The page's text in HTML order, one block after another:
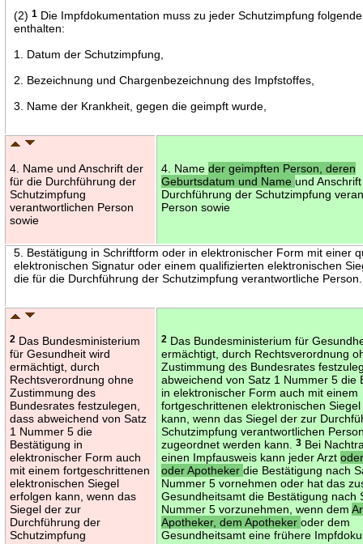
(2)1 Die Impfdokumentation muss zu jeder Schutzimpfung
enthalten:
1. Datum der Schutzimpfung,
2. Bezeichnung und Chargenbezeichnung des Impfstoffes,
3. Name der Krankheit, gegen die geimpft wurde,
4. Name und Anschrift der
für die Durchführung der
Schutzimpfung
verantwortlichen Person
sowie
4. Nameder geimpften Person, deren
Geburtsdatum und Nameund
Durchführung der Schutzimpfung
Person sowie
5. Bestätigung in Schriftform oder in elektronischer Form mit einer
elektronischen Signatur oder einem qualifizierten elektronischen
die für die Durchführung der Schutzimpfung verantwortliche Person.
2 Das Bundesministerium
für Gesundheit wird
ermächtigt, durch
Rechtsverordnung ohne
Zustimmung des
Bundesrates festzulegen,
dass abweichend von Satz
1 Nummer 5 die
Bestätigung in
elektronischer Form auch
mit einem fortgeschrittenen
elektronischen Siegel
erfolgen kann, wenn das
Siegel der zur
Durchführung der
Schutzimpfung
2 Das Bundesministerium für
ermächtigt, durch Rechtsverordnung
Zustimmung des Bundesrates
abweichend von Satz 1 Nummer 5 die
in elektronischer Form auch mit einem
fortgeschrittenen elektronischen
kann, wenn das Siegel der zur
Schutzimpfung verantwortlichen
zugeordnet werden kann.3 Bei
einen Impfausweis kann jeder Arzt
oder Apothekerdie Bestätigung nach
Nummer 5 vornehmen oder hat das
Gesundheitsamt die Bestätigung nach
Nummer 5 vorzunehmen, wenn dem
Apotheker, dem Apothekeroder dem
Gesundheitsamt eine frühere